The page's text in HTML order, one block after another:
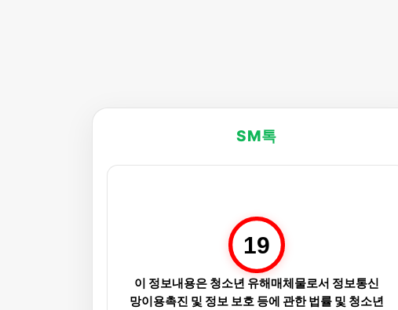
SM톡
19
이 정보내용은 청소년 유해매체물로서 정보통신
망이용촉진 및 정보 보호 등에 관한 법률 및 청소년